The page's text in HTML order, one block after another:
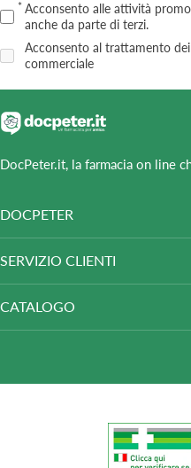
Acconsento alle attività
anche da parte di terzi.
Acconsento al trattamento
commerciale
DocPeter.it, la farmacia on line
DOCPETER
SERVIZIO CLIENTI
CATALOGO